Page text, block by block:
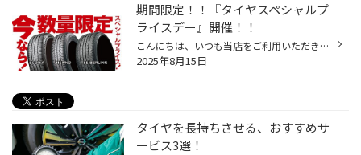
期間限定！！『タイヤスペシャルプ
ライスデー』開催！！
こんにちは、いつも当店をご利用いただきましてありがとうございます。 本日より、コクピット・タイヤ館におきまして、 期間限定！ サイズ限定！！ 数量限定！！！ お得にお買い求めいただける、「タイヤスペシャルプライスデー」がスタートします！ お得なタイヤのご紹介！！ ワゴンR、N-BOX、タン...
2025年8月15日
タイヤを長持ちさせる、おすすめサ
ービス3選！